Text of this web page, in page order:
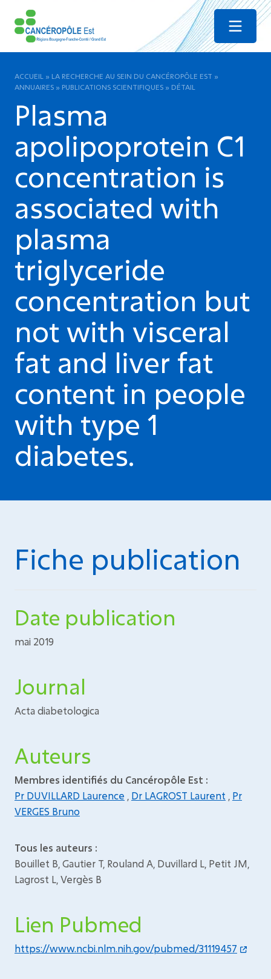
Menu
ACCUEIL » LA RECHERCHE AU SEIN DU CANCÉROPÔLE EST »
ANNUAIRES » PUBLICATIONS SCIENTIFIQUES » DÉTAIL
Plasma
apolipoprotein C1
concentration is
associated with
plasma
triglyceride
concentration but
not with visceral
fat and liver fat
content in people
with type 1
diabetes.
Fiche publication
Date publication
mai 2019
Journal
Acta diabetologica
Auteurs
Membres identifiés du Cancéropôle Est :
Pr DUVILLARD Laurence
Dr LAGROST Laurent
Pr
VERGES Bruno
Tous les auteurs :
Bouillet B, Gautier T, Rouland A, Duvillard L, Petit JM,
Lagrost L, Vergès B
Lien Pubmed
https://www.ncbi.nlm.nih.gov/pubmed/31119457